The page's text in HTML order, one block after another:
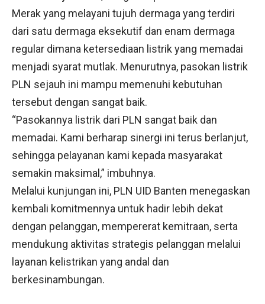
Merak yang melayani tujuh dermaga yang terdiri
dari satu dermaga eksekutif dan enam dermaga
regular dimana ketersediaan listrik yang memadai
menjadi syarat mutlak. Menurutnya, pasokan listrik
PLN sejauh ini mampu memenuhi kebutuhan
tersebut dengan sangat baik.
“Pasokannya listrik dari PLN sangat baik dan
memadai. Kami berharap sinergi ini terus berlanjut,
sehingga pelayanan kami kepada masyarakat
semakin maksimal,” imbuhnya.
Melalui kunjungan ini, PLN UID Banten menegaskan
kembali komitmennya untuk hadir lebih dekat
dengan pelanggan, mempererat kemitraan, serta
mendukung aktivitas strategis pelanggan melalui
layanan kelistrikan yang andal dan
berkesinambungan.